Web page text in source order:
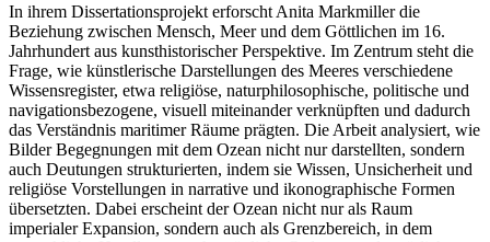
In ihrem Dissertationsprojekt erforscht Anita Markmiller die
Beziehung zwischen Mensch, Meer und dem Göttlichen im 16.
Jahrhundert aus kunsthistorischer Perspektive. Im Zentrum steht die
Frage, wie künstlerische Darstellungen des Meeres verschiedene
Wissensregister, etwa religiöse, naturphilosophische, politische und
navigationsbezogene, visuell miteinander verknüpften und dadurch
das Verständnis maritimer Räume prägten. Die Arbeit analysiert, wie
Bilder Begegnungen mit dem Ozean nicht nur darstellten, sondern
auch Deutungen strukturierten, indem sie Wissen, Unsicherheit und
religiöse Vorstellungen in narrative und ikonographische Formen
übersetzten. Dabei erscheint der Ozean nicht nur als Raum
imperialer Expansion, sondern auch als Grenzbereich, in dem